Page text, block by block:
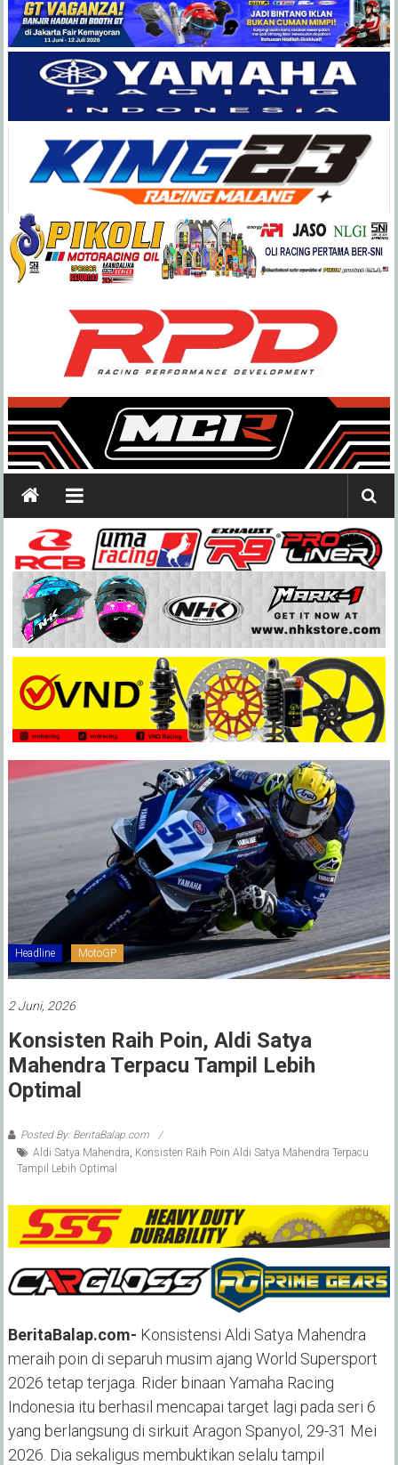
Balap
Paling
Lengkap
Headline MotoGP
2 Juni, 2026
Konsisten Raih Poin, Aldi Satya
Mahendra Terpacu Tampil Lebih
Optimal
Posted By: BeritaBalap.com
Aldi Satya Mahendra, Konsisten Raih Poin Aldi Satya Mahendra Terpacu
Tampil Lebih Optimal
BeritaBalap.com- Konsistensi Aldi Satya Mahendra
meraih poin di separuh musim ajang World Supersport
2026 tetap terjaga. Rider binaan Yamaha Racing
Indonesia itu berhasil mencapai target lagi pada seri 6
yang berlangsung di sirkuit Aragon Spanyol, 29-31 Mei
2026. Dia sekaligus membuktikan selalu tampil